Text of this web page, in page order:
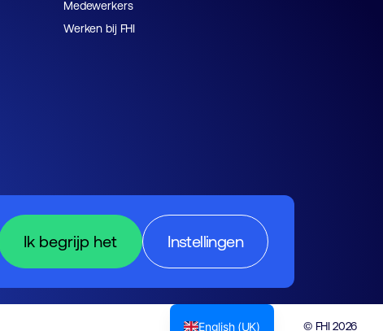
Instellingen
Ik begrijp het
Medewerkers
Werken bij FHI
© FHI 2026
English (UK)